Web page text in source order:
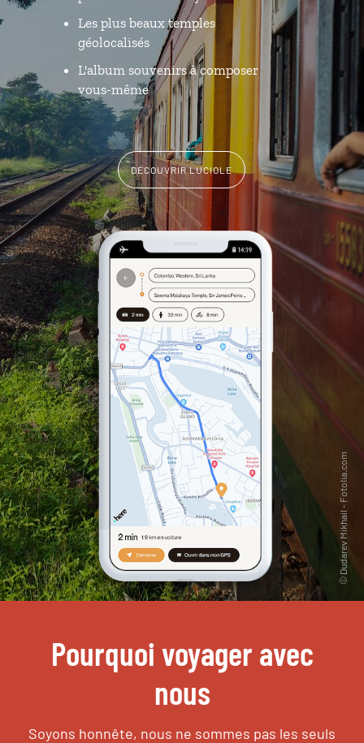
Les plus beaux temples
géolocalisés
L'album souvenirs à composer
vous-même
DÉCOUVRIR LUCIOLE
Pourquoi voyager avec
nous
Soyons honnête, nous ne sommes pas les seuls